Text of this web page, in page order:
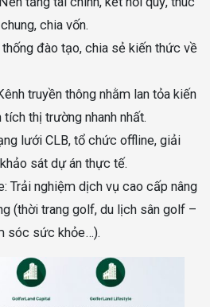
chia vốn.
đào tạo, chia sẻ kiến thức về
truyền thông nhằm lan tỏa kiến
thị trường nhanh nhất.
lưới CLB, tổ chức offline, giải
sát dự án thực tế.
Trải nghiệm dịch vụ cao cấp nâng
(thời trang golf, du lịch sân golf –
sóc sức khỏe…).